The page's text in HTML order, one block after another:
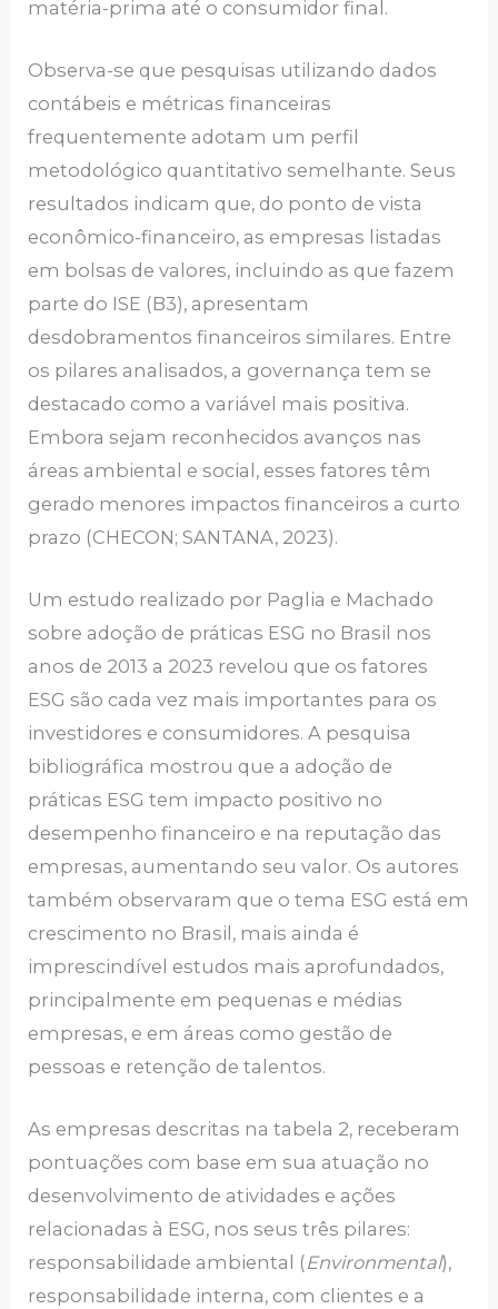
matéria-prima até o consumidor final.
Observa-se que pesquisas utilizando dados
contábeis e métricas financeiras
frequentemente adotam um perfil
metodológico quantitativo semelhante. Seus
resultados indicam que, do ponto de vista
econômico-financeiro, as empresas listadas
em bolsas de valores, incluindo as que fazem
parte do ISE (B3), apresentam
desdobramentos financeiros similares. Entre
os pilares analisados, a governança tem se
destacado como a variável mais positiva.
Embora sejam reconhecidos avanços nas
áreas ambiental e social, esses fatores têm
gerado menores impactos financeiros a curto
prazo (CHECON; SANTANA, 2023).
Um estudo realizado por Paglia e Machado
sobre adoção de práticas ESG no Brasil nos
anos de 2013 a 2023 revelou que os fatores
ESG são cada vez mais importantes para os
investidores e consumidores. A pesquisa
bibliográfica mostrou que a adoção de
práticas ESG tem impacto positivo no
desempenho financeiro e na reputação das
empresas, aumentando seu valor. Os autores
também observaram que o tema ESG está em
crescimento no Brasil, mais ainda é
imprescindível estudos mais aprofundados,
principalmente em pequenas e médias
empresas, e em áreas como gestão de
pessoas e retenção de talentos.
As empresas descritas na tabela 2, receberam
pontuações com base em sua atuação no
desenvolvimento de atividades e ações
relacionadas à ESG, nos seus três pilares:
responsabilidade ambiental (Environmental),
responsabilidade interna, com clientes e a